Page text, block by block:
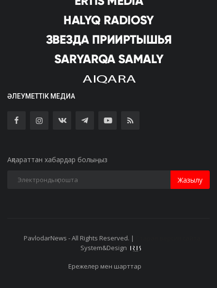
ӘЛЕУМЕТТІК МЕДИА
Ақпараттан хабардар болыңыз
Жазылу
PavlodarNews - All Rights Reserved. |
System&Design
Ережелер мен шарттар